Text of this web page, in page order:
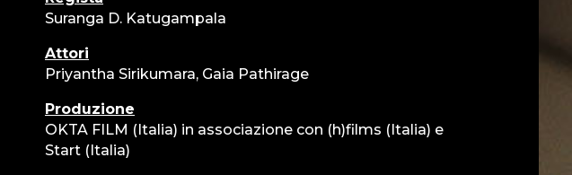
Suranga D. Katugampala
Attori
Priyantha Sirikumara, Gaia Pathirage
Produzione
OKTA FILM (Italia) in associazione con (h)films (Italia) e
Start (Italia)